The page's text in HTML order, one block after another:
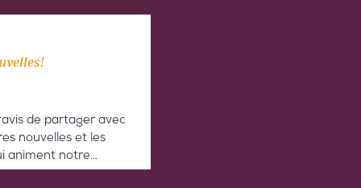
de partager avec
nouvelles et les
animent notre